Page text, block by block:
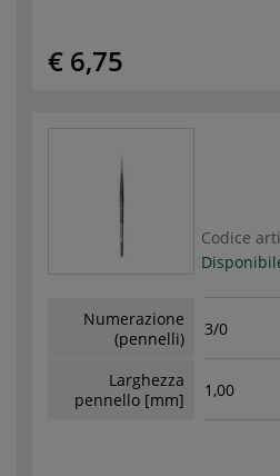
€ 6,75
Codice
Numerazione
(pennelli)
3/0
Larghezza
pennello [mm]
1,00